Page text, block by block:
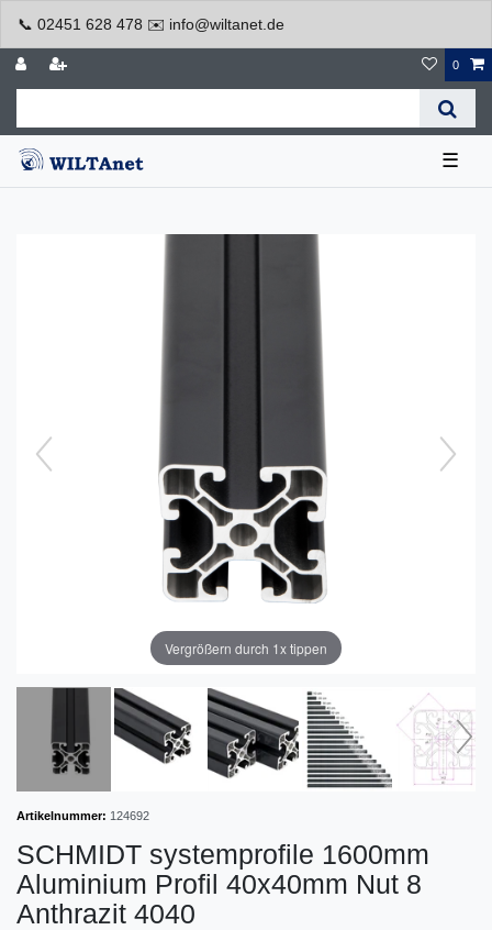
📞 02451 628 478 ✉️ info@wiltanet.de
0
☰
Vergrößern durch 1x tippen
Artikelnummer: 124692
SCHMIDT systemprofile 1600mm
Aluminium Profil 40x40mm Nut 8
Anthrazit 4040